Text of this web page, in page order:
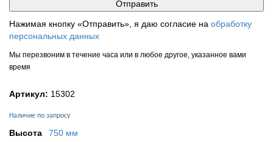
Нажимая кнопку «Отправить», я даю согласие на обработку
персональных данных
Мы перезвоним в течение часа или в любое другое, указанное вами
время
Артикул: 15302
Наличие по запросу
Высота 750 мм